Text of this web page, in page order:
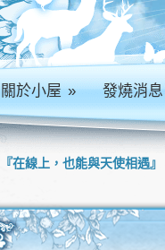
關於小屋» 發燒消息
『在線上，也能與天使相遇』